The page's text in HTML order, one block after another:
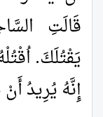
قَالَتِ
يَقْتُلَكَ.
إِنَّهُ يُرِيدُ